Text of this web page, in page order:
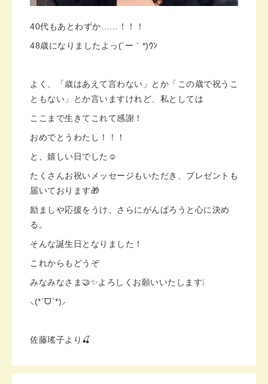
40代もあとわずか……！！！
48歳になりましたよっ(´ー｀*)ｳﾝ
よく、「歳はあえて言わない」とか「この歳で祝うこ
ともない」とか言いますけれど、私としては
ここまで生きてこれて感謝！
おめでとうわたし！！！
と、嬉しい日でした☺️
たくさんお祝いメッセージもいただき、プレゼントも
届いております🎁
励ましや応援をうけ、さらにがんばろうと心に決め
る。
そんな誕生日となりました！
これからもどうぞ
みなみなさま🤝✨よろしくお願いいたします❕
⸜(*ˊᗜˋ*)⸝
佐藤瑤子より🍒